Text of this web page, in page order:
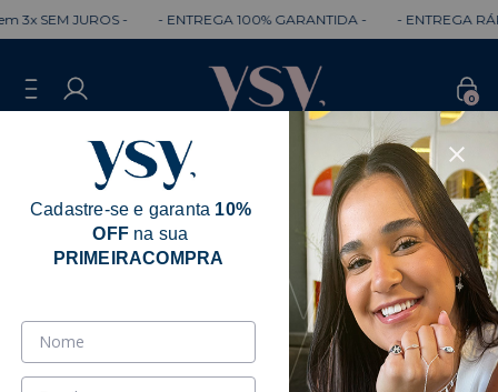
3x SEM JUROS - - ENTREGA 100% GARANTIDA - - ENTREGA
0
Erro - 404
Desculpe, mas a página que você está
procurando não existe.
Talvez você se interesse pelos seguintes produtos.
Cadastre-se e garanta 10%
OFF na sua
PRIMEIRACOMPRA